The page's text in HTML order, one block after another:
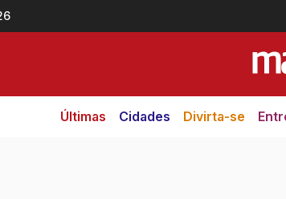
Últimas Cidades Divirta-se